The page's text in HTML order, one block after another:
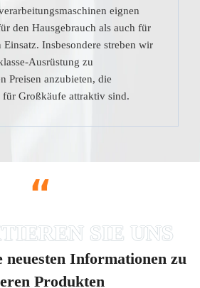
eignen
den Hausgebrauch als auch für
Einsatz. Insbesondere streben wir
Ausrüstung zu
Preisen anzubieten, die
für Großkäufe attraktiv sind.
“
neuesten Informationen zu
Produkten